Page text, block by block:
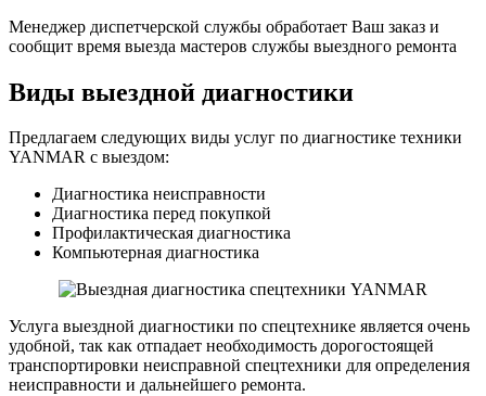
Менеджер диспетчерской службы обработает Ваш заказ и
сообщит время выезда мастеров службы выездного ремонта
Виды выездной диагностики
Предлагаем следующих виды услуг по диагностике техники
YANMAR с выездом:
Диагностика неисправности
Диагностика перед покупкой
Профилактическая диагностика
Компьютерная диагностика
Услуга выездной диагностики по спецтехнике является очень
удобной, так как отпадает необходимость дорогостоящей
транспортировки неисправной спецтехники для определения
неисправности и дальнейшего ремонта.